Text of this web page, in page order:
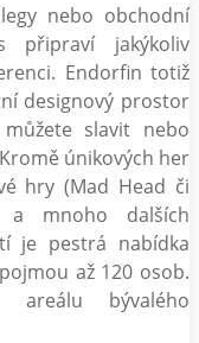
nebo obchodní
připraví jakýkoliv
Endorfin totiž
designový prostor
slavit nebo
únikových her
hry (Mad Head či
a mnoho dalších
je pestrá nabídka
až 120 osob.
areálu bývalého